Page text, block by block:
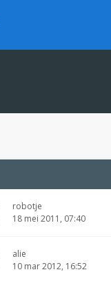
robotje
18 mei 2011, 07:40
alie
10 mar 2012, 16:52